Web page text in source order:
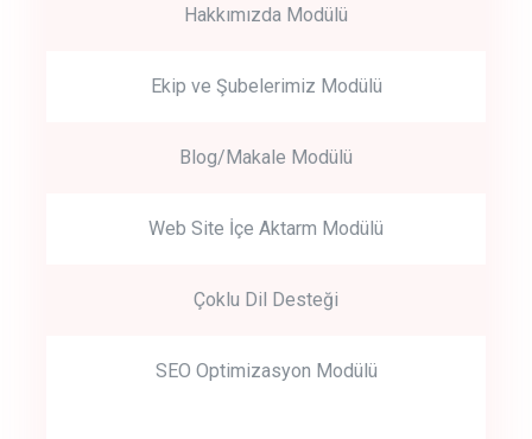
Hakkımızda Modülü
Ekip ve Şubelerimiz Modülü
Blog/Makale Modülü
Web Site İçe Aktarm Modülü
Çoklu Dil Desteği
SEO Optimizasyon Modülü